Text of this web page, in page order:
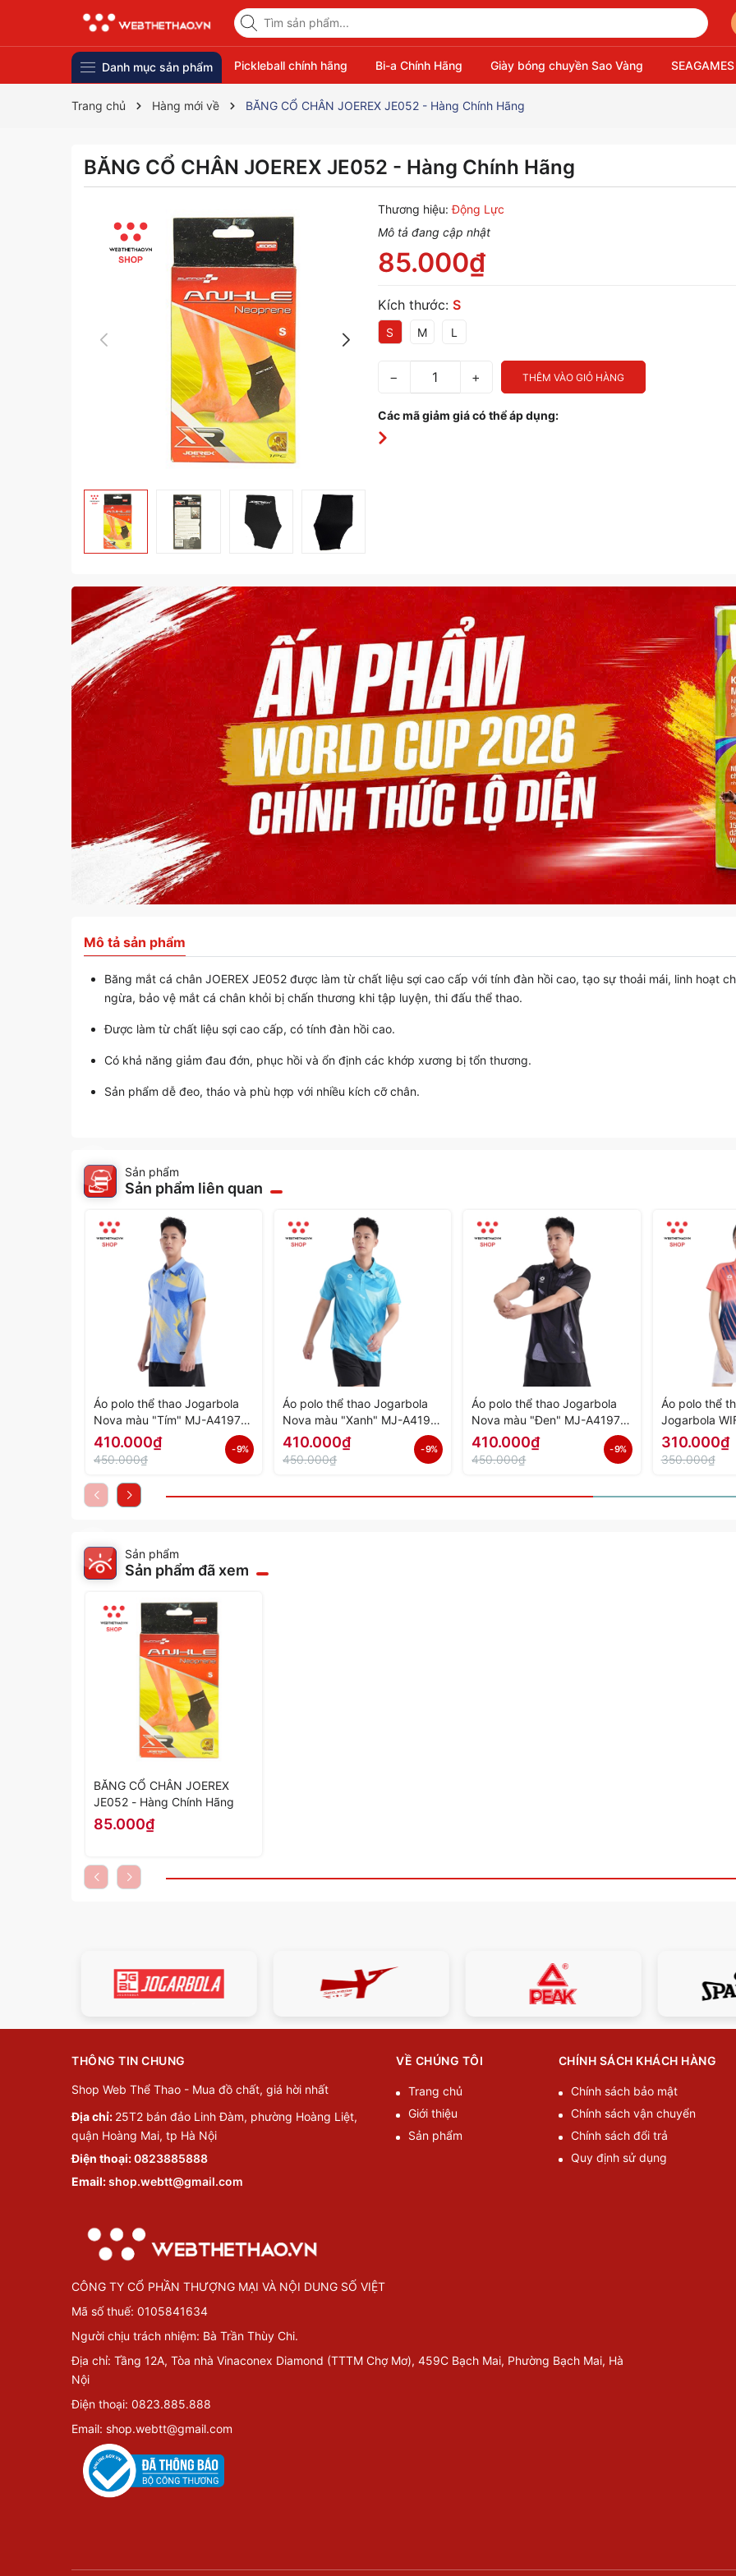
Danh mục sản phẩm Pickleball chính hãng Bi-a Chính Hãng Giày bóng chuyền Sao Vàng
Trang chủ Hàng mới về BĂNG CỔ CHÂN JOEREX JE052 - Hàng Chính Hãng
BĂNG CỔ CHÂN JOEREX JE052 - Hàng Chính Hãng
Thương hiệu: Động Lực
Mô tả đang cập nhật
85.000₫
Kích thước: S
S M L
− + THÊM VÀO GIỎ HÀNG
Các mã giảm giá có thể áp dụng:
Mô tả sản phẩm
Băng mắt cá chân JOEREX JE052 được làm từ chất liệu sợi cao cấp với tính đàn hồi cao, tạo sự thoải mái, linh hoạt
ngừa, bảo vệ mắt cá chân khỏi bị chấn thương khi tập luyện, thi đấu thể thao.
Được làm từ chất liệu sợi cao cấp, có tính đàn hồi cao.
Có khả năng giảm đau đớn, phục hồi và ổn định các khớp xương bị tổn thương.
Sản phẩm dễ đeo, tháo và phù hợp với nhiều kích cỡ chân.
Sản phẩm
Sản phẩm liên quan
Áo polo thể thao Jogarbola
Nova màu "Tím" MJ-A4197-
04 - Hàng Chính Hãng
410.000₫
450.000₫
- 9%
Áo polo thể thao Jogarbola
Nova màu "Xanh" MJ-A4197-
03 - Hàng Chính Hãng
410.000₫
450.000₫
- 9%
Áo polo thể thao Jogarbola
Nova màu "Đen" MJ-A4197-
02 - Hàng Chính Hãng
410.000₫
450.000₫
- 9%
Áo polo thể
Jogarbola
A4152-02 -
310.000₫
350.000₫
Sản phẩm
Sản phẩm đã xem
BĂNG CỔ CHÂN JOEREX
JE052 - Hàng Chính Hãng
85.000₫
THÔNG TIN CHUNG
Shop Web Thể Thao - Mua đồ chất, giá hời nhất
Địa chỉ: 25T2 bán đảo Linh Đàm, phường Hoàng Liệt,
quận Hoàng Mai, tp Hà Nội
Điện thoại:0823885888
Email:shop.webtt@gmail.com
VỀ CHÚNG TÔI
Trang chủ
Giới thiệu
Sản phẩm
CHÍNH SÁCH KHÁCH HÀNG
Chính sách bảo mật
Chính sách vận chuyển
Chính sách đổi trả
Quy định sử dụng
CÔNG TY CỔ PHẦN THƯỢNG MẠI VÀ NỘI DUNG SỐ VIỆT
Mã số thuế: 0105841634
Người chịu trách nhiệm: Bà Trần Thùy Chi.
Địa chỉ: Tầng 12A, Tòa nhà Vinaconex Diamond (TTTM Chợ Mơ), 459C Bạch Mai, Phường Bạch Mai, Hà
Nội
Điện thoại: 0823.885.888
Email: shop.webtt@gmail.com